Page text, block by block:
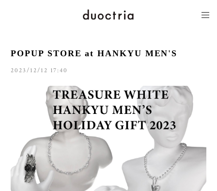
POPUP STORE at HANKYU MEN'S
2023/12/12 17:40